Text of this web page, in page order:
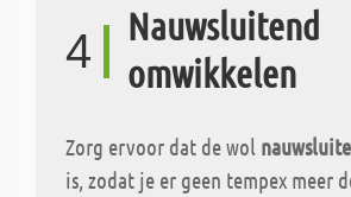
4
Nauwsluitend
omwikkelen
Zorg ervoor dat de wol
is, zodat je er geen tempex meer